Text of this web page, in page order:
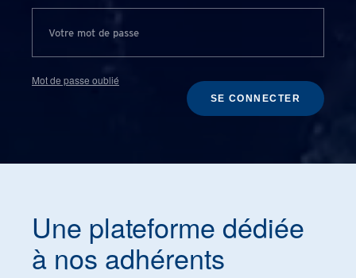
Mot de passe oublié
SE CONNECTER
Une plateforme dédiée
à nos adhérents